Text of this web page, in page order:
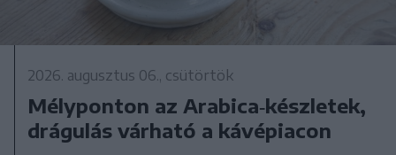
2026. augusztus 06., csütörtök
Mélyponton az Arabica‑készletek,
drágulás várható a kávépiacon